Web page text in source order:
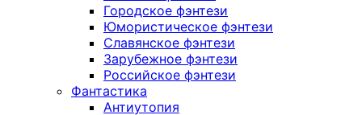
Городское фэнтези
Юмористическое фэнтези
Славянское фэнтези
Зарубежное фэнтези
Российское фэнтези
Фантастика
Антиутопия